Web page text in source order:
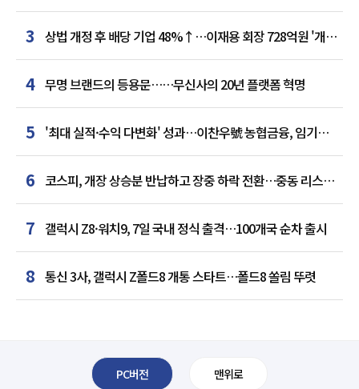
3
상법 개정 후 배당 기업 48%↑…이재용 회장 728억원 '개인
최다'
4 무명 브랜드의 등용문……무신사의 20년 플랫폼 혁명
5 '최대 실적·수익 다변화' 성과…이찬우號 농협금융, 임기
말년 성장 박차
6 코스피, 개장 상승분 반납하고 장중 하락 전환…중동 리스크·
美 경계감
7 갤럭시 Z8·워치9, 7일 국내 정식 출격…100개국 순차 출시
8 통신 3사, 갤럭시 Z폴드8 개통 스타트…폴드8 쏠림 뚜렷
PC버전 맨위로